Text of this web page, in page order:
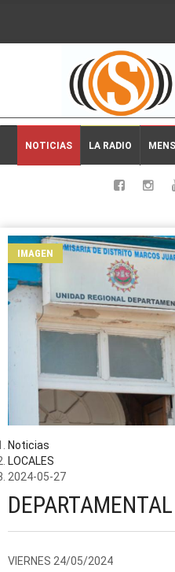
2026-08-08 01:06:05
NOTICIAS LA RADIO
IMAGEN
Noticias
LOCALES
2024-05-27
VIERNES 24/05/2024